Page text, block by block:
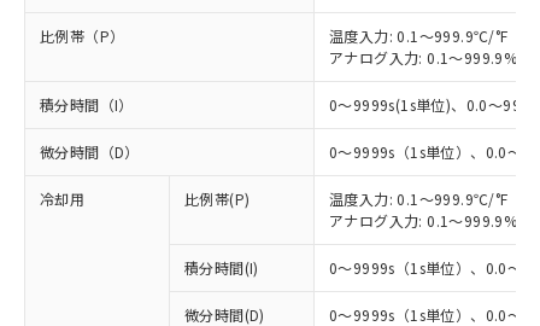
比例帯（P）
温度入力: 0.1～999.9℃/°F（
アナログ入力: 0.1～999.9%FS
積分時間（I） 0～9999s(1s単位)、0.0～
微分時間（D） 0～9999s（1s単位）、0.0～
冷却用 比例帯(P)
温度入力: 0.1～999.9℃/°F（
アナログ入力: 0.1～999.9%FS
積分時間(I) 0～9999s（1s単位）、0.0～
微分時間(D) 0～9999s（1s単位）、0.0～